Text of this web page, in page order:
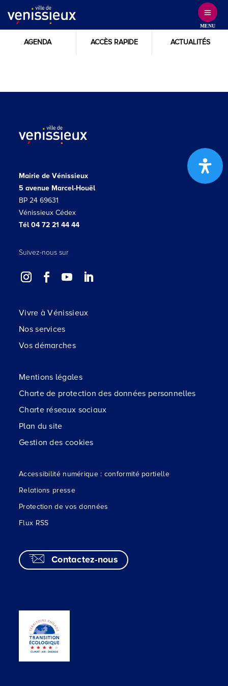
Content
MENU
AGENDA ACCÈS RAPIDE ACTUALITÉS
Mairie de Vénissieux
5 avenue Marcel-Houël
BP 24 69631
Vénissieux Cédex
Tél 04 72 21 44 44
Suivez-nous sur
Vivre à Vénissieux
Nos services
Vos démarches
Mentions légales
Charte de protection des données personnelles
Charte réseaux sociaux
Plan du site
Gestion des cookies
Accessibilité numérique : conformité partielle
Relations presse
Protection de vos données
Flux RSS
Contactez-nous